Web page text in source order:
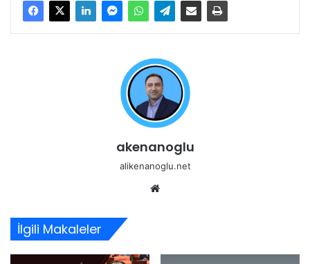
akenanoglu
alikenanoglu.net
İlgili Makaleler